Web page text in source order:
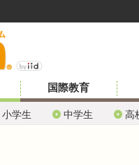
小学生 中学生 高
国際教育